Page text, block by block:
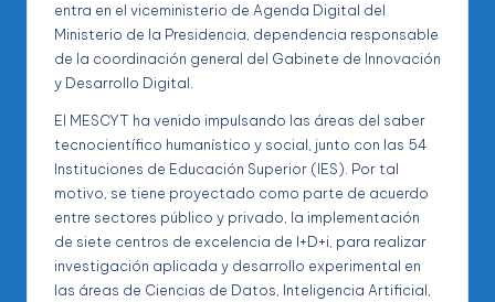
entra en el viceministerio de Agenda Digital del
Ministerio de la Presidencia, dependencia responsable
de la coordinación general del Gabinete de Innovación
y Desarrollo Digital.
El MESCYT ha venido impulsando las áreas del saber
tecnocientífico humanístico y social, junto con las 54
Instituciones de Educación Superior (IES). Por tal
motivo, se tiene proyectado como parte de acuerdo
entre sectores público y privado, la implementación
de siete centros de excelencia de I+D+i, para realizar
investigación aplicada y desarrollo experimental en
las áreas de Ciencias de Datos, Inteligencia Artificial,